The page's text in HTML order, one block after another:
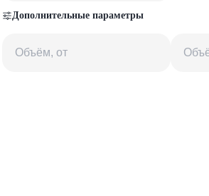
Дополнительные параметры